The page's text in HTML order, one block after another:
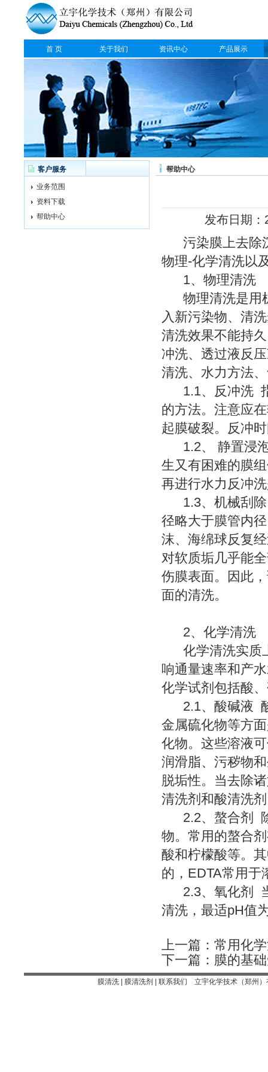
首 页 关于我们 资讯中心 产品展示
客户服务
业务范围
资料下载
帮助中心
帮助中心
发布日期
污染膜上去除
物理-化学清洗以
1、物理清洗
物理清洗是用
入新污染物、清
清洗效果不能持
冲洗、透过液反
清洗、水力方法
1.1、反冲洗 指
的方法。注意应
起膜破裂。反冲
1.2、 静置浸泡
生又有困难的膜
再进行水力反冲
1.3、机械刮除
径略大于膜管内
沫、海绵球反复
对软质垢几乎能
伤膜表面。因此
面的清洗。
2、化学清洗
化学清洗实质
响通量速率和产
化学试剂包括酸
2.1、酸碱液 酸
金属硫化物等方
化物。这些溶液
润滑脂、污秽物
脱垢性。当去除
清洗剂和酸清洗
2.2、螯合剂 除
物。常用的螯合
酸和柠檬酸等。
的，EDTA常用于
2.3、氧化剂 当
清洗，最适pH值
上一篇： 常用化
下一篇： 膜的基
膜清洗 | 膜清洗剂 | 联系我们 立宇化学技术（郑州